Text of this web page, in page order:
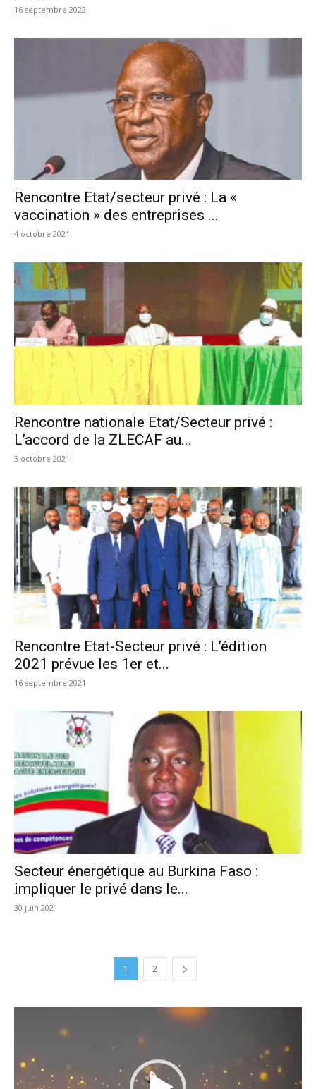
16 septembre 2022
Rencontre Etat/secteur privé : La «
vaccination » des entreprises ...
4 octobre 2021
Rencontre nationale Etat/Secteur privé :
L’accord de la ZLECAF au...
3 octobre 2021
Rencontre Etat-Secteur privé : L’édition
2021 prévue les 1er et...
16 septembre 2021
Secteur énergétique au Burkina Faso :
impliquer le privé dans le...
30 juin 2021
1 2